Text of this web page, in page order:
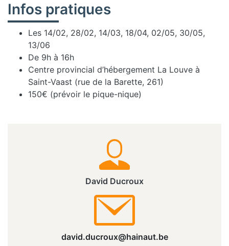
Infos pratiques
Les 14/02, 28/02, 14/03, 18/04, 02/05, 30/05,
13/06
De 9h à 16h
Centre provincial d’hébergement La Louve à
Saint-Vaast (rue de la Barette, 261)
150€ (prévoir le pique-nique)
David Ducroux
david.ducroux@hainaut.be